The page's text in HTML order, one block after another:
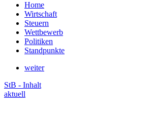
Home
Wirtschaft
Steuern
Wettbewerb
Politiken
Standpunkte
weiter
StB - Inhalt
aktuell